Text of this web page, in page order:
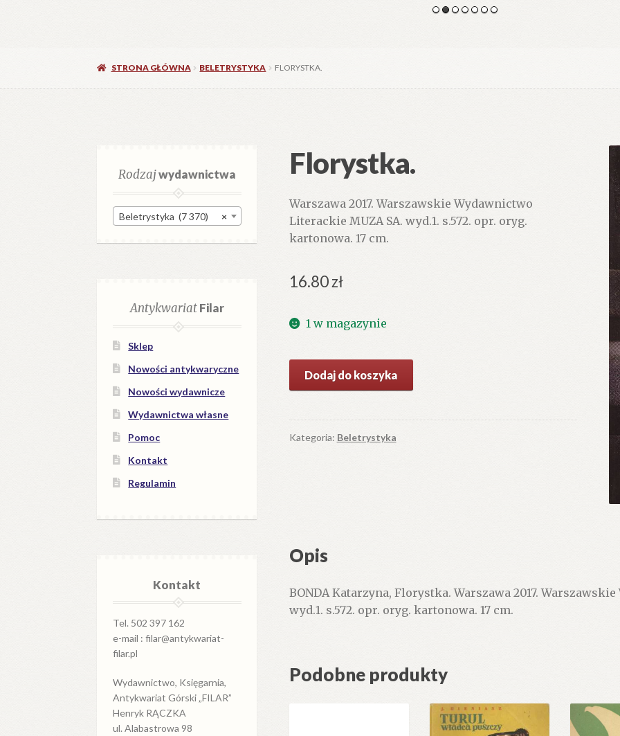
STRONA GŁÓWNA BELETRYSTYKA FLORYSTKA.
Florystka.
Warszawa 2017. Warszawskie Wydawnictwo
Literackie MUZA SA. wyd.1. s.572. opr. oryg.
kartonowa. 17 cm.
16.80zł
1 w magazynie
Florystka.
Dodaj do koszyka
Kategoria: Beletrystyka
Opis
BONDA Katarzyna, Florystka. Warszawa 2017.
wyd.1. s.572. opr. oryg. kartonowa. 17 cm.
Podobne produkty
Rodzajwydawnictwa
×
Beletrystyka (7 370)
AntykwariatFilar
Sklep
Nowości antykwaryczne
Nowości wydawnicze
Wydawnictwa własne
Pomoc
Kontakt
Regulamin
Kontakt
Tel. 502 397 162
e-mail : filar@antykwariat-
filar.pl
Wydawnictwo, Księgarnia,
Antykwariat Górski „FILAR”
Henryk RĄCZKA
ul. Alabastrowa 98